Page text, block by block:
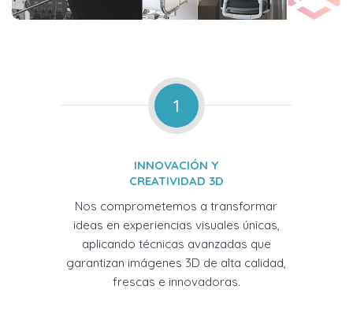
1
INNOVACIÓN Y
CREATIVIDAD 3D
Nos comprometemos a transformar
ideas en experiencias visuales únicas,
aplicando técnicas avanzadas que
garantizan imágenes 3D de alta calidad,
frescas e innovadoras.